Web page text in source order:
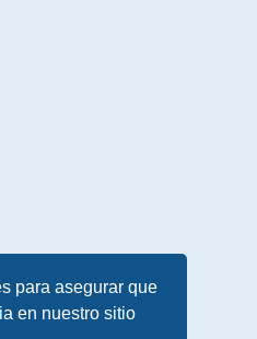
para asegurar que
en nuestro sitio